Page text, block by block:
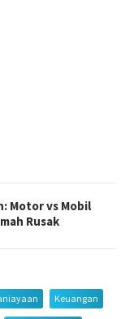
Motor vs Mobil
Rusak
Keuangan